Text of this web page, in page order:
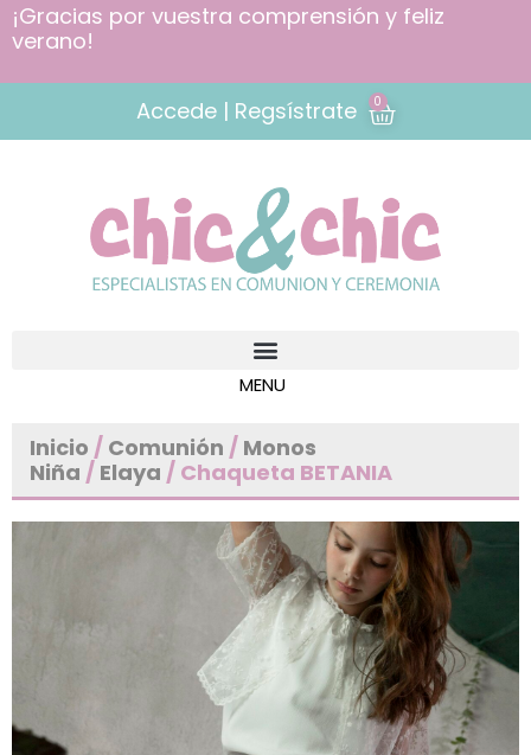
¡Gracias por vuestra comprensión y feliz
verano!
Accede | Regsístrate 0
Inicio / Comunión / Monos
Niña / Elaya / Chaqueta BETANIA